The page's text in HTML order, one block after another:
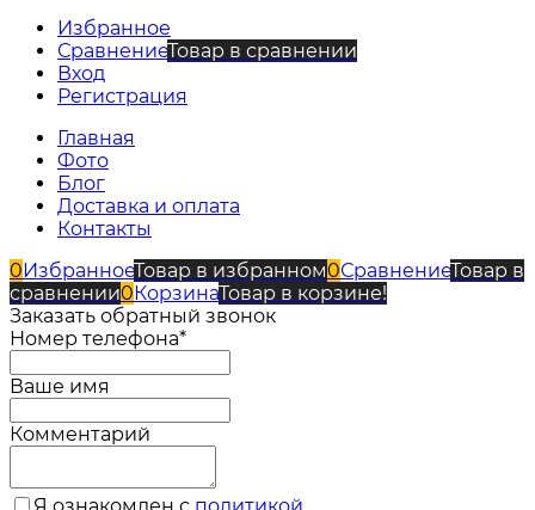
Избранное
СравнениеТовар в сравнении
Вход
Регистрация
Главная
Фото
Блог
Доставка и оплата
Контакты
0ИзбранноеТовар в избранном0СравнениеТовар в
сравнении0КорзинаТовар в корзине!
Заказать обратный звонок
Номер телефона*
Ваше имя
Комментарий